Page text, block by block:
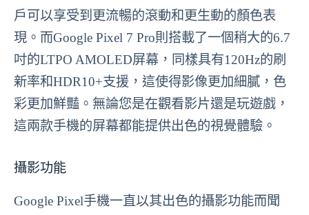
戶可以享受到更流暢的滾動和更生動的顏色表
現。而Google Pixel 7 Pro則搭載了一個稍大的6.7
吋的LTPO AMOLED屏幕，同樣具有120Hz的刷
新率和HDR10+支援，這使得影像更加細膩，色
彩更加鮮豔。無論您是在觀看影片還是玩遊戲，
這兩款手機的屏幕都能提供出色的視覺體驗。
攝影功能
Google Pixel手機一直以其出色的攝影功能而聞